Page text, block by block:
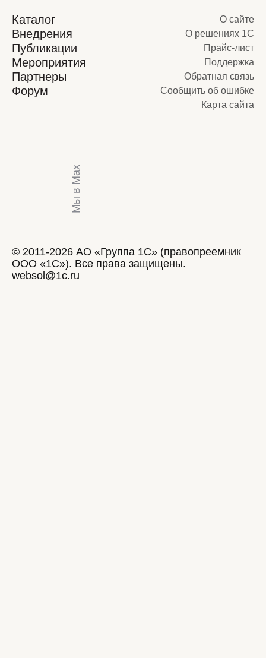
Каталог
Внедрения
Публикации
Мероприятия
Партнеры
Форум
О сайте
О решениях 1С
Прайс-лист
Поддержка
Обратная связь
Сообщить об ошибке
Карта сайта
Мы в Max
© 2011-2026 АО «Группа 1С» (правопреемник
ООО «1С»). Все права защищены.
websol@1c.ru